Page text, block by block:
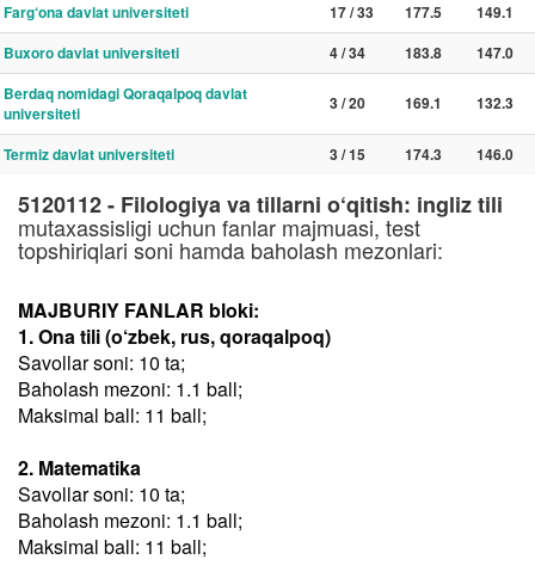
Farg‘ona davlat universiteti 17 / 33 177.5
149.1
Buxoro davlat universiteti
4 / 34 183.8
147.0
Berdaq nomidagi Qoraqalpoq davlat
universiteti
3 / 20 169.1 132.3
Termiz davlat universiteti 3 / 15 174.3 146.0
5120112 - Filologiya va tillarni o‘qitish: ingliz tili
mutaxassisligi uchun fanlar majmuasi, test
topshiriqlari soni hamda baholash mezonlari:
MAJBURIY FANLAR bloki:
1. Ona tili (o‘zbek, rus, qoraqalpoq)
Savollar soni: 10 ta;
Baholash mezoni: 1.1 ball;
Maksimal ball: 11 ball;
2. Matematika
Savollar soni: 10 ta;
Baholash mezoni: 1.1 ball;
Maksimal ball: 11 ball;